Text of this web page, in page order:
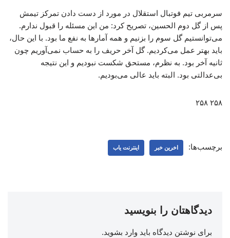
سرمربی تیم فوتبال استقلال در مورد از دست دادن تمرکز تیمش
پس از گل دوم الحسین، تصریح کرد: من این مسئله را قبول ندارم.
می‌توانستیم گل سوم را بزنیم و همه آمارها به نفع ما بود. با این حال،
باید بهتر عمل می‌کردیم. گل آخر حریف را به حساب نمی‌آوریم چون
ثانیه آخر بود. به نظرم، مستحق شکست نبودیم و این نتیجه
بی‌عدالتی بود. البته باید عالی می‌بودیم.
۲۵۸ ۲۵۸
برچسب‌ها: اخرین خبر اینترنت یاب
دیدگاهتان را بنویسید
برای نوشتن دیدگاه باید وارد بشوید.